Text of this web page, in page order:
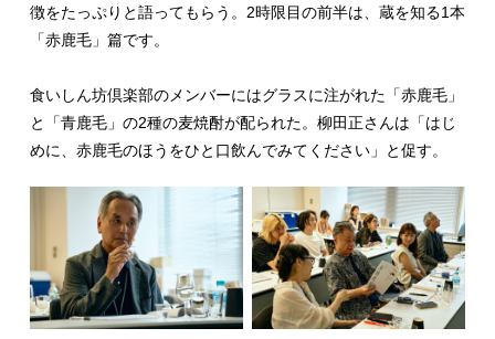
徴をたっぷりと語ってもらう。2時限目の前半は、蔵を知る1本
「赤鹿毛」篇です。
食いしん坊倶楽部のメンバーにはグラスに注がれた「赤鹿毛」
と「青鹿毛」の2種の麦焼酎が配られた。柳田正さんは「はじ
めに、赤鹿毛のほうをひと口飲んでみてください」と促す。